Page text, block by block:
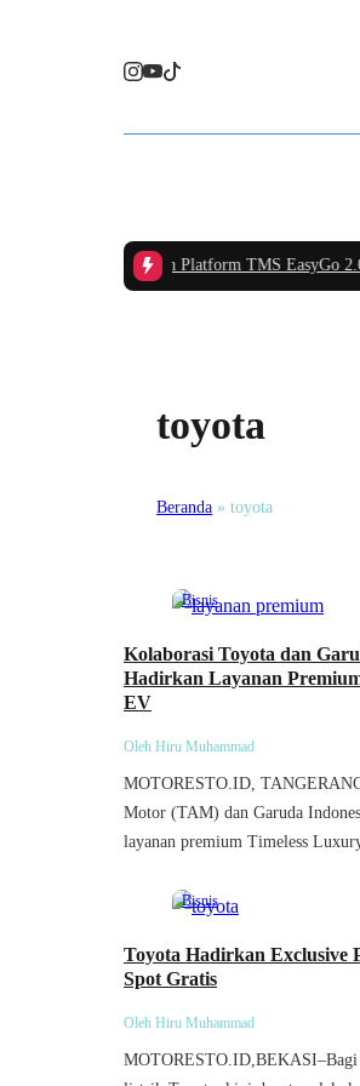
Indonesia Luncurkan Platform TMS EasyGo 2.0
toyota
Beranda »toyota
Bisnis
Kolaborasi Toyota dan
Hadirkan Layanan
EV
Oleh Hiru Muhammad
MOTORESTO.ID,
Motor (TAM) dan Garuda
layanan premium Timeless
Bisnis
Toyota Hadirkan Exclusive
Spot Gratis
Oleh Hiru Muhammad
MOTORESTO.ID,BEKASI–Bagi